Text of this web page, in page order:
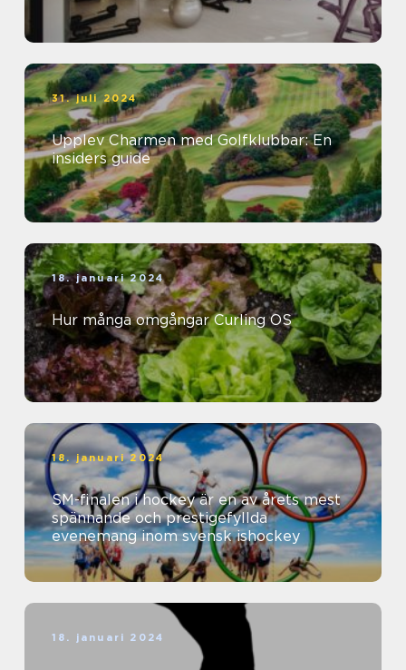
31. juli 2024
Upplev Charmen med Golfklubbar: En
insiders guide
18. januari 2024
Hur många omgångar Curling OS
18. januari 2024
SM-finalen i hockey är en av årets mest
spännande och prestigefyllda
evenemang inom svensk ishockey
18. januari 2024